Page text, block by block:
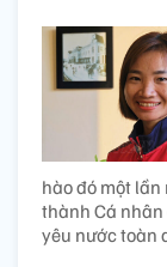
hào đó một
thành Cá
yêu nước toàn